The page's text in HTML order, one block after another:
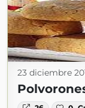
23 diciembre